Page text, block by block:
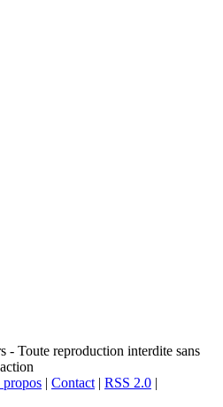
Toute reproduction interdite sans
| Contact | RSS 2.0 |